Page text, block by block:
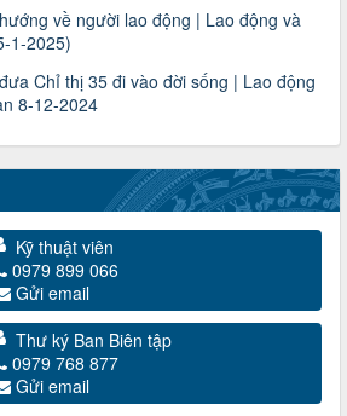
về người lao động | Lao động và
1-2025)
Chỉ thị 35 đi vào đời sống | Lao động
8-12-2024
Kỹ thuật viên
0979 899 066
Gửi email
Thư ký Ban Biên tập
0979 768 877
Gửi email
công tác quả lý tài chính, tài sản công
chấm dứt hoạt động
2025
tải:719